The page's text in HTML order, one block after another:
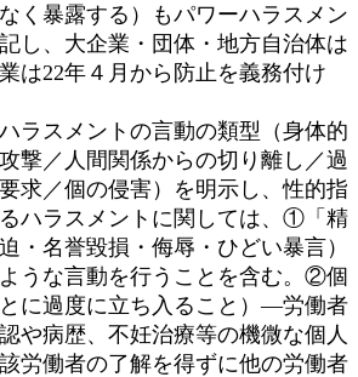
く暴露する）もパワーハラスメン
し、大企業・団体・地方自治体は
は22年４月から防止を義務付け
ラスメントの言動の類型（身体的
撃／人間関係からの切り離し／過
求／個の侵害）を明示し、性的指
ハラスメントに関しては、①「精
・名誉毀損・侮辱・ひどい暴言）
うな言動を行うことを含む。②個
に過度に立ち入ること）―労働者
や病歴、不妊治療等の機微な個人
労働者の了解を得ずに他の労働者